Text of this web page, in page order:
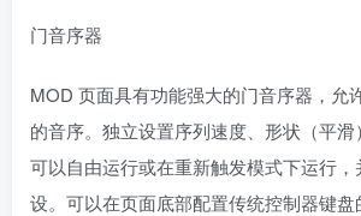
门音序器
MOD 页面具有功能强大的门音序器，允
的音序。独立设置序列速度、形状（平
可以自由运行或在重新触发模式下运行
设。可以在页面底部配置传统控制器键